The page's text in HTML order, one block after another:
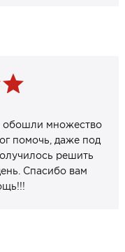
обошли множество
помочь, даже под
решить
Спасибо вам